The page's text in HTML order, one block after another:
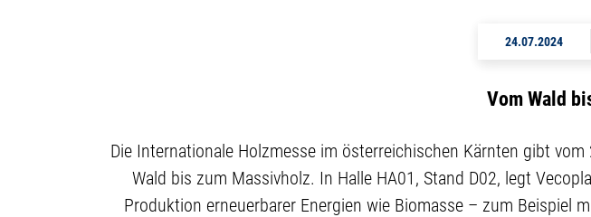
24.07.2024
Vom Wald
Die Internationale Holzmesse im österreichischen Kärnten gibt
Wald bis zum Massivholz. In Halle HA01, Stand D02, legt
Produktion erneuerbarer Energien wie Biomasse – zum Beispiel